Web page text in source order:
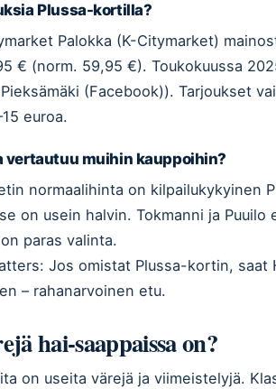
Plussa-kortilla?
Palokka (K-Citymarket)
€ (norm. 59,95 €). Toukokuussa
(Facebook)). Tarjoukset
euroa.
vertautuu muihin kauppoihin?
normaalihinta on kilpailukykyinen
on usein halvin. Tokmanni ja
paras valinta.
Jos omistat Plussa-kortin, saat
– rahanarvoinen etu.
hai-saappaissa on?
on useita värejä ja viimeistelyjä.